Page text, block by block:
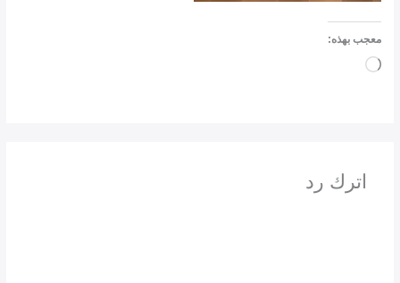
معجب بهذه:
جاري
اترك رد